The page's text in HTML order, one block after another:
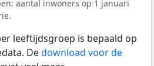
aantal inwoners op 1 januari
leeftijdsgroep is bepaald op
Dedownload voor de